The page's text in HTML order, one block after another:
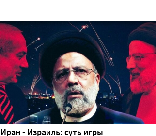
Иран - Израиль: суть игры